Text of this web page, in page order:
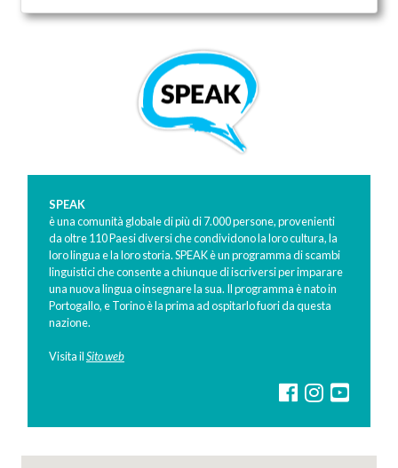
SPEAK
è una comunità globale di più di ​7​.0​00 persone, provenienti
da oltre 110 Paesi diversi che condividono la loro cultura, la
loro lingua e la loro storia.SPEAKè un programma di scambi
linguistici che consente a chiunque di iscriversi per imparare
una nuova lingua o insegnare la sua. Il programma è nato in
Portogallo, e Torino è la prima ad ospitarlo fuori da questa
nazione.
Visita ilSito web